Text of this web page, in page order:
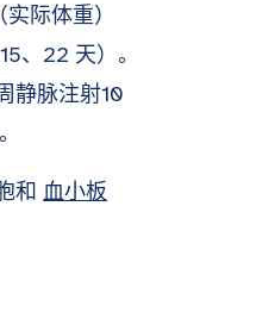
际体重）
、22 天）。
静脉注射10
和 血小板